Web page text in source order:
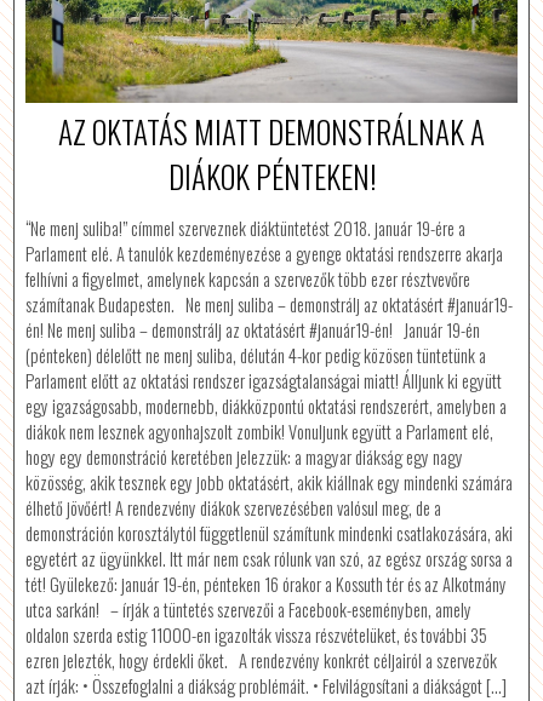
AZ OKTATÁS MIATT DEMONSTRÁLNAK A
DIÁKOK PÉNTEKEN!
“Ne menj suliba!” címmel szerveznek diáktüntetést 2018. január 19-ére a
Parlament elé. A tanulók kezdeményezése a gyenge oktatási rendszerre akarja
felhívni a figyelmet, amelynek kapcsán a szervezők több ezer résztvevőre
számítanak Budapesten. Ne menj suliba – demonstrálj az oktatásért #január19-
én! Ne menj suliba – demonstrálj az oktatásért #január19-én! Január 19-én
(pénteken) délelőtt ne menj suliba, délután 4-kor pedig közösen tüntetünk a
Parlament előtt az oktatási rendszer igazságtalanságai miatt! Álljunk ki együtt
egy igazságosabb, modernebb, diákközpontú oktatási rendszerért, amelyben a
diákok nem lesznek agyonhajszolt zombik! Vonuljunk együtt a Parlament elé,
hogy egy demonstráció keretében jelezzük: a magyar diákság egy nagy
közösség, akik tesznek egy jobb oktatásért, akik kiállnak egy mindenki számára
élhető jövőért! A rendezvény diákok szervezésében valósul meg, de a
demonstráción korosztálytól függetlenül számítunk mindenki csatlakozására, aki
egyetért az ügyünkkel. Itt már nem csak rólunk van szó, az egész ország sorsa a
tét! Gyülekező: január 19-én, pénteken 16 órakor a Kossuth tér és az Alkotmány
utca sarkán! – írják a tüntetés szervezői a Facebook-eseményben, amely
oldalon szerda estig 11000-en igazolták vissza részvételüket, és további 35
ezren jelezték, hogy érdekli őket. A rendezvény konkrét céljairól a szervezők
azt írják: • Összefoglalni a diákság problémáit. • Felvilágosítani a diákságot […]